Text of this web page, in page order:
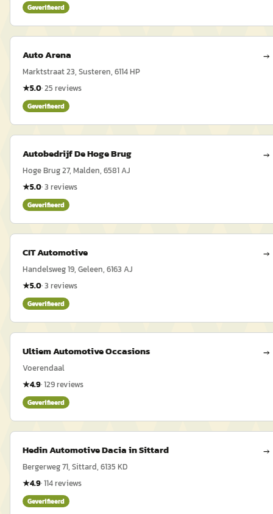
Geverifieerd
Auto Arena →
Marktstraat 23, Susteren, 6114 HP
★5.0·25 reviews
Geverifieerd
Autobedrijf De Hoge Brug →
Hoge Brug 27, Malden, 6581 AJ
★5.0·3 reviews
Geverifieerd
CIT Automotive →
Handelsweg 19, Geleen, 6163 AJ
★5.0·3 reviews
Geverifieerd
Ultiem Automotive Occasions →
Voerendaal
★4.9·129reviews
Geverifieerd
Hedin Automotive Dacia in Sittard →
Bergerweg 71, Sittard, 6135 KD
★4.9·114reviews
Geverifieerd